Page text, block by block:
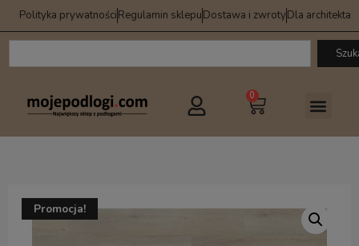
Polityka prywatnościRegulamin sklepuDostawa i zwrotyDla architekta
0
Promocja!